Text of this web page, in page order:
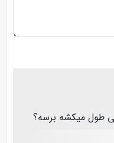
طول میکشه برسه؟